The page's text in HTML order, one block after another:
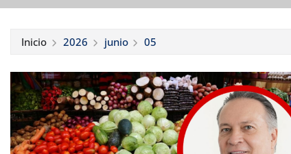
Inicio 2026 junio 05